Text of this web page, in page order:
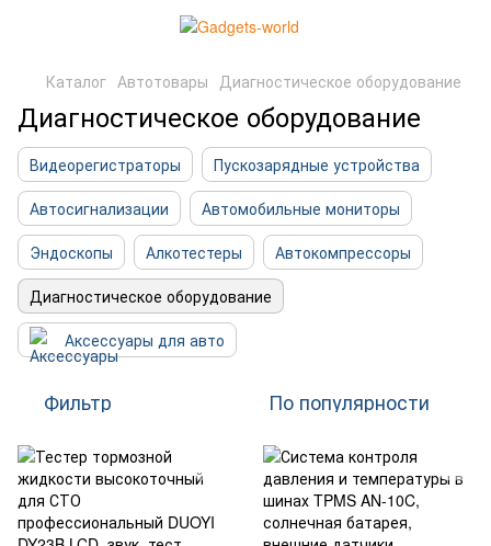
Каталог Автотовары Диагностическое оборудование
Диагностическое оборудование
Видеорегистраторы
Пускозарядные устройства
Автосигнализации
Автомобильные мониторы
Эндоскопы
Алкотестеры
Автокомпрессоры
Диагностическое оборудование
Аксессуары для авто
Фильтр По популярности